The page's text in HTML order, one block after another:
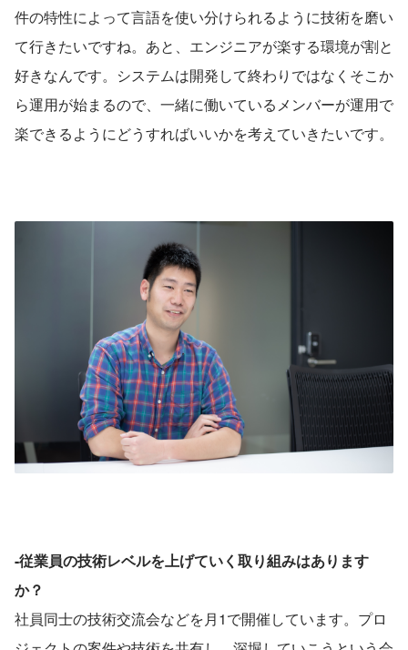
件の特性によって言語を使い分けられるように技術を磨い
て行きたいですね。あと、エンジニアが楽する環境が割と
好きなんです。システムは開発して終わりではなくそこか
ら運用が始まるので、一緒に働いているメンバーが運用で
楽できるようにどうすればいいかを考えていきたいです。
-従業員の技術レベルを上げていく取り組みはあります
か？
社員同士の技術交流会などを月1で開催しています。プロ